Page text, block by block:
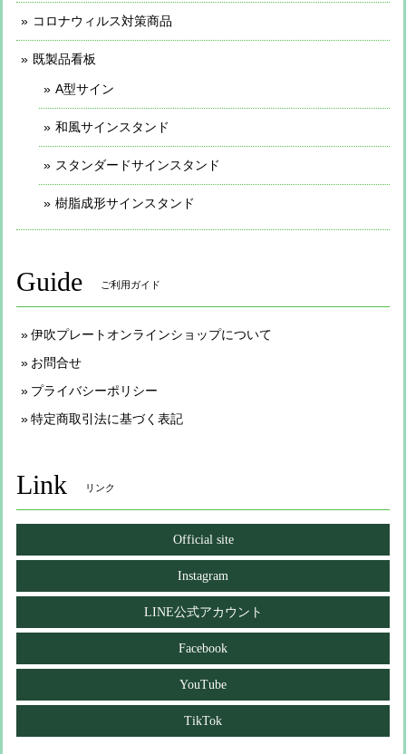
コロナウィルス対策商品
既製品看板
A型サイン
和風サインスタンド
スタンダードサインスタンド
樹脂成形サインスタンド
Guide ご利用ガイド
伊吹プレートオンラインショップについて
お問合せ
プライバシーポリシー
特定商取引法に基づく表記
Link リンク
Official site
Instagram
LINE公式アカウント
Facebook
YouTube
TikTok